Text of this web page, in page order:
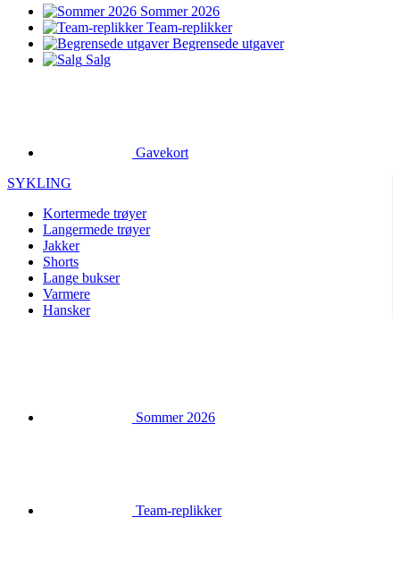
Sommer 2026
Team-replikker
Begrensede utgaver
Salg
Gavekort
SYKLING
Kortermede trøyer
Langermede trøyer
Jakker
Shorts
Lange bukser
Varmere
Hansker
Sommer 2026
Team-replikker